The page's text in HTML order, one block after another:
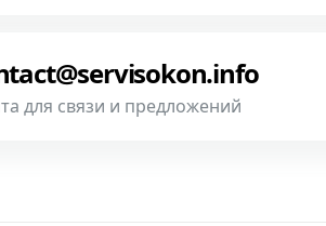
для связи и предложений